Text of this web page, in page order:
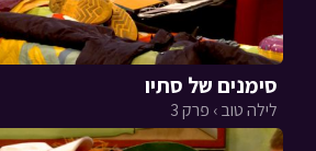
סימנים של סתיו
לילה טוב › פרק 3